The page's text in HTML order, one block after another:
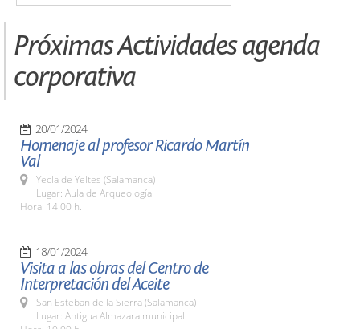
Próximas Actividades agenda
corporativa
20/01/2024
Homenaje al profesor Ricardo Martín
Val
Yecla de Yeltes (Salamanca)
Lugar: Aula de Arqueología
Hora: 14:00 h.
18/01/2024
Visita a las obras del Centro de
Interpretación del Aceite
San Esteban de la Sierra (Salamanca)
Lugar: Antigua Almazara municipal